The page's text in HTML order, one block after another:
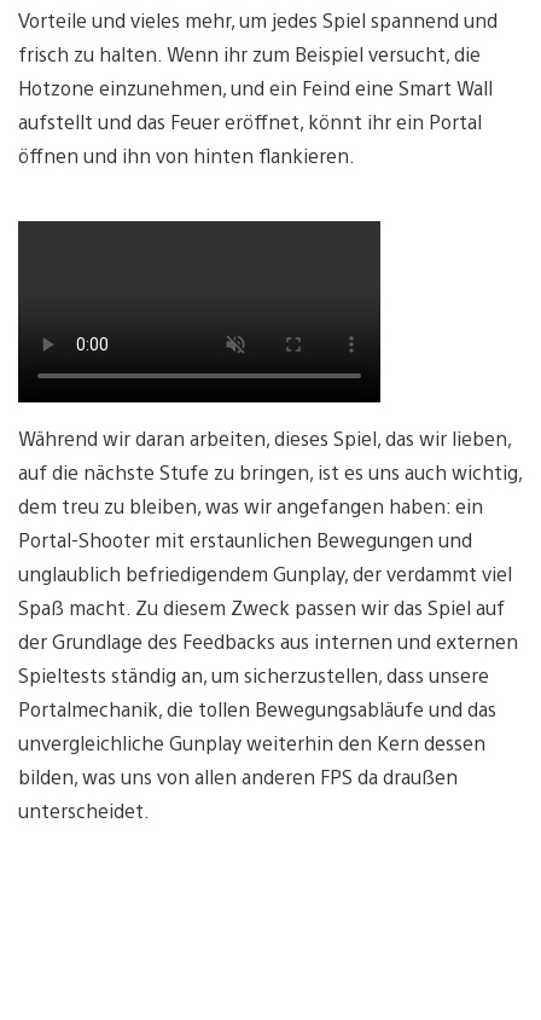
Vorteile und vieles mehr, um jedes Spiel spannend und
frisch zu halten. Wenn ihr zum Beispiel versucht, die
Hotzone einzunehmen, und ein Feind eine Smart Wall
aufstellt und das Feuer eröffnet, könnt ihr ein Portal
öffnen und ihn von hinten flankieren.
Während wir daran arbeiten, dieses Spiel, das wir lieben,
auf die nächste Stufe zu bringen, ist es uns auch wichtig,
dem treu zu bleiben, was wir angefangen haben: ein
Portal-Shooter mit erstaunlichen Bewegungen und
unglaublich befriedigendem Gunplay, der verdammt viel
Spaß macht. Zu diesem Zweck passen wir das Spiel auf
der Grundlage des Feedbacks aus internen und externen
Spieltests ständig an, um sicherzustellen, dass unsere
Portalmechanik, die tollen Bewegungsabläufe und das
unvergleichliche Gunplay weiterhin den Kern dessen
bilden, was uns von allen anderen FPS da draußen
unterscheidet.